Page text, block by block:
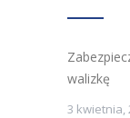
walizkę
3 kwietnia,